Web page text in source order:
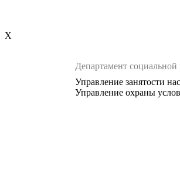
X
Департамент
Управление занятости
Управление охраны